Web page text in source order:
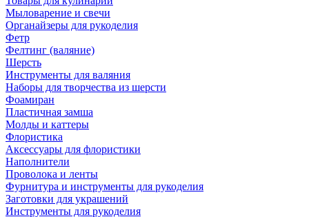
Мыловарение и свечи
Органайзеры для рукоделия
Фетр
Фелтинг (валяние)
Шерсть
Инструменты для валяния
Наборы для творчества из шерсти
Фоамиран
Пластичная замша
Молды и каттеры
Флористика
Аксессуары для флористики
Наполнители
Проволока и ленты
Фурнитура и инструменты для рукоделия
Заготовки для украшений
Инструменты для рукоделия